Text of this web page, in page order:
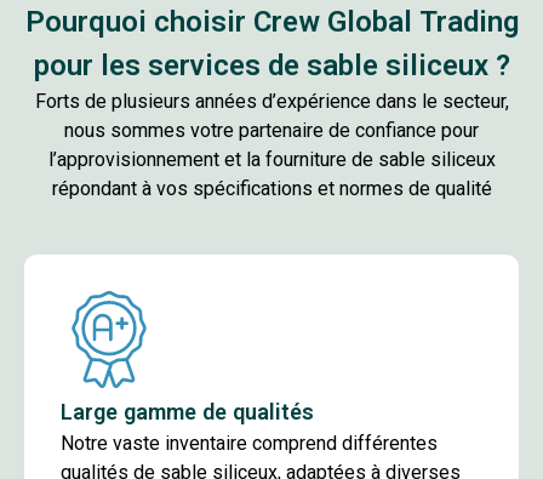
Pourquoi choisir Crew Global Trading
pour les services de sable siliceux ?
Forts de plusieurs années d’expérience dans le secteur,
nous sommes votre partenaire de confiance pour
l’approvisionnement et la fourniture de sable siliceux
répondant à vos spécifications et normes de qualité
Large gamme de qualités
Notre vaste inventaire comprend différentes